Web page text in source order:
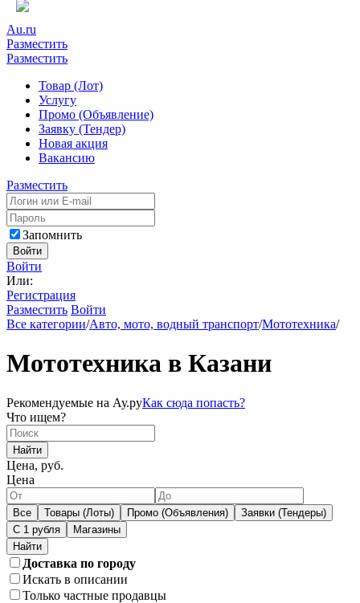
Au.ru
Разместить
Разместить
Товар (Лот)
Услугу
Промо (Объявление)
Заявку (Тендер)
Новая акция
Вакансию
Разместить
Запомнить
Войти
Войти
Или:
Регистрация
Разместить Войти
Все категории/Авто, мото, водный транспорт/Мототехника/
Мототехника в Казани
Рекомендуемые на Ау.руКак сюда попасть?
Что ищем?
Найти
Цена, руб.
Цена
Все Товары (Лоты) Промо (Объявления)
Заявки (Тендеры)
С 1 рубля
Магазины
Доставка по городу
Искать в описании
Только частные продавцы